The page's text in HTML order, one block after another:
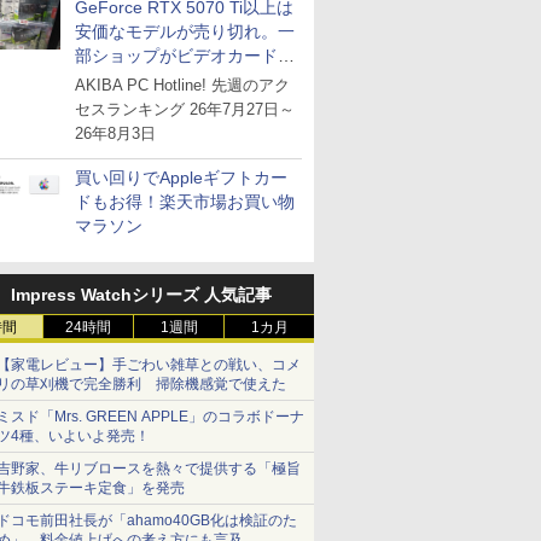
GeForce RTX 5070 Ti以上は
安価なモデルが売り切れ。一
部ショップがビデオカードの
購入制限を実施したニュース
が注目を集める
AKIBA PC Hotline! 先週のアク
セスランキング 26年7月27日～
26年8月3日
買い回りでAppleギフトカー
ドもお得！楽天市場お買い物
マラソン
Impress Watchシリーズ 人気記事
24時間 1週間 1カ月
家電レビュー】手ごわい雑草との戦い、コメ
の草刈機で完全勝利 掃除機感覚で使えた
スド「Mrs. GREEN APPLE」のコラボドーナ
4種、いよいよ発売！
野家、牛リブロースを熱々で提供する「極旨
鉄板ステーキ定食」を発売
コモ前田社長が「ahamo40GB化は検証のた